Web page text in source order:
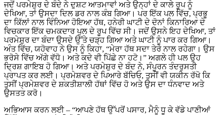
ਜਦੋਂ ਪਰਮੇਸ਼ੁਰ ਦੇ ਬੰਦੇ ਨੇ ਦੁਸ਼ਟ ਆਤਮਾਵਾਂ ਅਤੇ ਉਨ੍ਹਾਂ ਦੇ ਕਾਲੇ ਰੂਪ ਨੂੰ
ਦੇਖਿਆ, ਤਾਂ ਉਸਦਾ ਦਿਲ ਡਰ ਨਾਲ ਕੰਬ ਗਿਆ। ਪਰ ਇੱਕ ਪਲ ਵਿੱਚ, ਪ੍ਰਭੂ
ਦਾ ਕਿੱਲਾਂ ਨਾਲ ਵਿੰਨਿਆ ਹੋਇਆ ਹੱਥ, ਹਨੇਰੀ ਘਾਟੀ ਦੇ ਦੋਨਾਂ ਕਿਨਾਰਿਆ ਦੇ
ਵਿਚਕਾਰ ਇੱਕ ਚਮਕਦਾਰ ਪੁਲ ਦੇ ਰੂਪ ਵਿੱਚ ਸੀ। ਜਦੋਂ ਉਸਨੇ ਇਹ ਦੇਖਿਆ, ਤਾਂ
ਪਰਮੇਸ਼ੁਰ ਦਾ ਬੰਦਾ ਉਸਦੇ ਉੱਤੇ ਚੜ੍ਹ ਗਿਆ ਅਤੇ ਘਾਟੀ ਨੂੰ ਪਾਰ ਕਰ ਗਿਆ।
ਅੰਤ ਵਿੱਚ, ਯਹੋਵਾਹ ਨੇ ਉਸ ਨੂੰ ਕਿਹਾ, “ਮੇਰਾ ਹੱਥ ਸਦਾ ਤੇਰੇ ਨਾਲ ਰਹੇਗਾ। ਉਸ
ਭਰੋਸੇ ਵਿੱਚ ਅੱਗੇ ਵੱਧੋ। ਅਤੇ ਕਦੇ ਵੀ ਪਿੱਛੇ ਨਾ ਹਟੋ।” ਅਗਲੇ ਹੀ ਪਲ ਉਹ
ਦ੍ਰਿਸ਼ ਗਾਇਬ ਹੋ ਗਿਆ। ਅਤੇ ਪਰਮੇਸ਼ੁਰ ਦੇ ਬੰਦ ਨੇ, ਸੰਪੂਰਨ ਤੰਦਰੁਸਤੀ
ਪ੍ਰਾਪਤ ਕਰ ਲਈ। ਪ੍ਰਮੇਸ਼ਵਰ ਦੇ ਪਿਆਰੇ ਬੱਚਿਓ, ਤੁਸੀਂ ਵੀ ਯਕੀਨ ਰੱਖੋ ਕਿ
ਤੁਸੀਂ ਪ੍ਰਮੇਸ਼ਵਰ ਦੇ ਸ਼ਕਤੀਸ਼ਾਲੀ ਹੱਥਾਂ ਵਿੱਚ ਹੋ ਅਤੇ ਉਸ ਦਾ ਧੰਨਵਾਦ ਅਤੇ
ਉਸਤਤ ਕਰੋ।
ਅਭਿਆਸ ਕਰਨ ਲਈ – “ਆਪਣੇ ਹੱਥ ਉੱਪਰੋਂ ਪਸਾਰ, ਮੈਨੂੰ ਧੂ ਕੇ ਵੱਡੇ ਪਾਣੀਆਂ